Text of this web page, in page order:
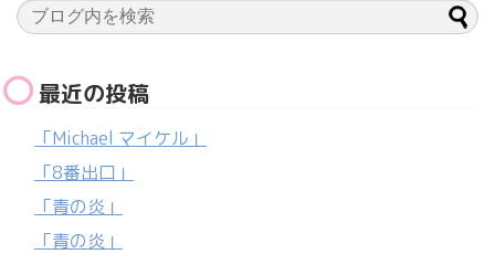
最近の投稿
「Michael マイケル」
「8番出口」
「青の炎」
「青の炎」